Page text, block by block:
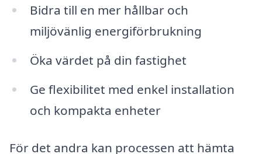
Bidra till en mer hållbar och
miljövänlig energiförbrukning
Öka värdet på din fastighet
Ge flexibilitet med enkel installation
och kompakta enheter
För det andra kan processen att hämta